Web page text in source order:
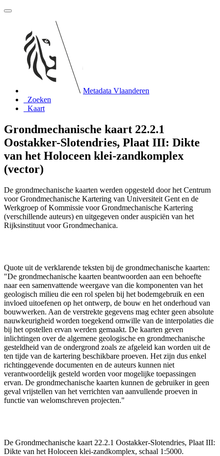
Metadata Vlaanderen
Zoeken
Kaart
Grondmechanische kaart 22.2.1
Oostakker-Slotendries, Plaat III: Dikte
van het Holoceen klei-zandkomplex
(vector)
De grondmechanische kaarten werden opgesteld door het Centrum
voor Grondmechanische Kartering van Universiteit Gent en de
Werkgroep of Kommissie voor Grondmechanische Kartering
(verschillende auteurs) en uitgegeven onder auspiciën van het
Rijksinstituut voor Grondmechanica.
Quote uit de verklarende teksten bij de grondmechanische kaarten:
"De grondmechanische kaarten beantwoorden aan een behoefte
naar een samenvattende weergave van die komponenten van het
geologisch milieu die een rol spelen bij het bodemgebruik en een
invloed uitoefenen op het ontwerp, de bouw en het onderhoud van
bouwwerken. Aan de verstrekte gegevens mag echter geen absolute
nauwkeurigheid worden toegekend omwille van de interpolaties die
bij het opstellen ervan werden gemaakt. De kaarten geven
inlichtingen over de algemene geologische en grondmechanische
gesteldheid van de ondergrond zoals ze afgeleid kan worden uit de
ten tijde van de kartering beschikbare proeven. Het zijn dus enkel
richtinggevende documenten en de auteurs kunnen niet
verantwoordelijk gesteld worden voor mogelijke toepassingen
ervan. De grondmechanische kaarten kunnen de gebruiker in geen
geval vrijstellen van het verrichten van aanvullende proeven in
functie van welomschreven projecten."
De Grondmechanische kaart 22.2.1 Oostakker-Slotendries, Plaat III:
Dikte van het Holoceen klei-zandkomplex, schaal 1:5000.